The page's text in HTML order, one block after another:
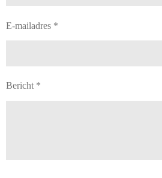
E-mailadres *
Bericht *